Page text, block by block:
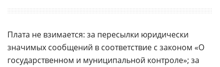
Плата не взимается: за пересылки юридически
значимых сообщений в соответствие с законом «О
государственном и муниципальной контроле»; за